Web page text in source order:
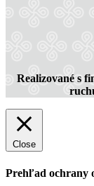
Realizované s
Close
Prehľad ochrany